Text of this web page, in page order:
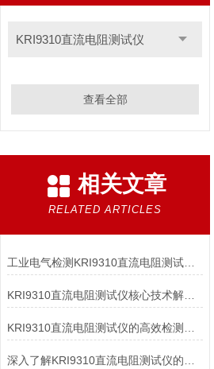
KRI9310直流电阻测试仪
查看全部
相关文章
RELATED ARTICLES
工业电气检测KRI9310直流电阻测试仪高效精准适配变压器/电机等多场景
KRI9310直流电阻测试仪核心技术解析：如何实现高精度微欧级电阻测量？